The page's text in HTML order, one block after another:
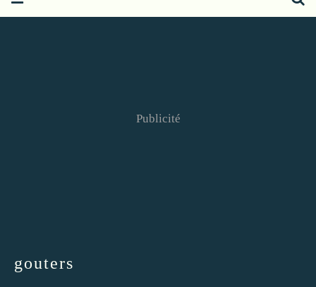
Publicité
gouters